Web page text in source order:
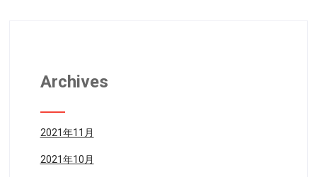
Archives
2021年11月
2021年10月